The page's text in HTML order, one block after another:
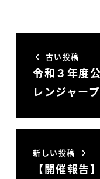
古い投稿
令和３年度
レンジャー
新しい投稿
【開催報告